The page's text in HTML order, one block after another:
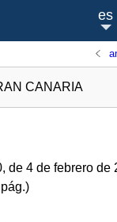
es
CANARIA
de 4 de febrero de
pág.)